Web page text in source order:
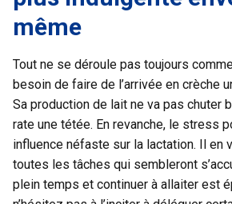
même
Tout ne se déroule pas toujours
besoin de faire de l’arrivée en crèche
Sa production de lait ne va pas chuter
rate une tétée. En revanche, le stress
influence néfaste sur la lactation. Il en
toutes les tâches qui sembleront
plein temps et continuer à allaiter est